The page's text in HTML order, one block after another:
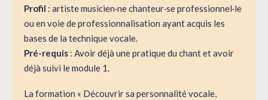
Profil : artiste musicien·ne chanteur·se professionnel·le
ou en voie de professionnalisation ayant acquis les
bases de la technique vocale.
Pré-requis : Avoir déjà une pratique du chant et avoir
déjà suivi le module 1.
La formation « Découvrir sa personnalité vocale,